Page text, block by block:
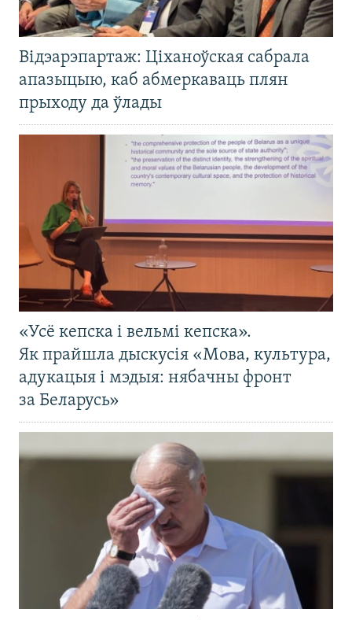
Відэарэпартаж: Ціханоўская сабрала
апазыцыю, каб абмеркаваць плян
прыходу да ўлады
«Усё кепска і вельмі кепска».
Як прайшла дыскусія «Мова, культура,
адукацыя і мэдыя: нябачны фронт
за Беларусь»